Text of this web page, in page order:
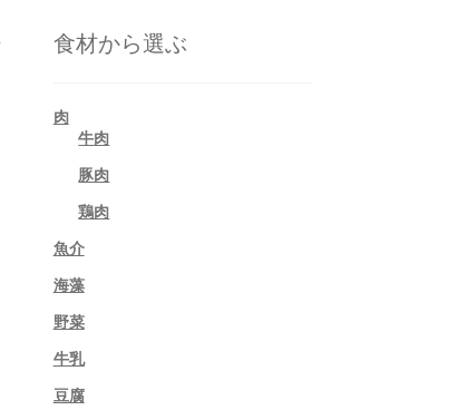
食材から選ぶ
肉
牛肉
豚肉
鶏肉
魚介
海藻
野菜
牛乳
豆腐